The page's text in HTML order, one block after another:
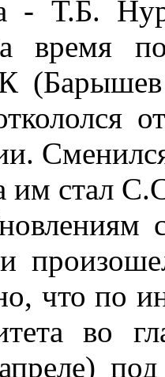
- Т.Б.
время
стал
что по
во
под